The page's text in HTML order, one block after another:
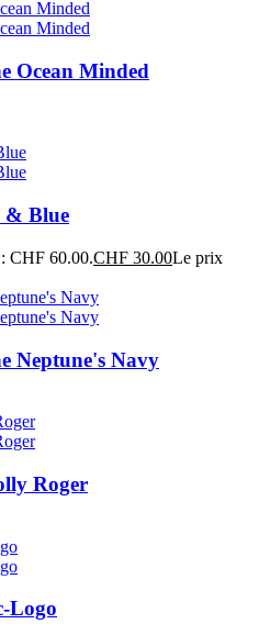
Ocean Minded
& Blue
CHF 60.00.CHF 30.00Le prix
Neptune's Navy
Roger
Logo